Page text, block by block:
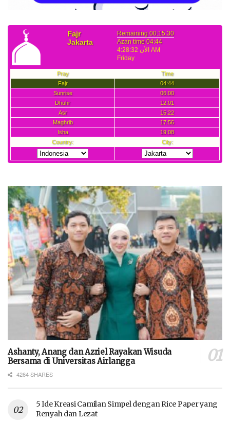
Ashanty, Anang dan Azriel Rayakan Wisuda
Bersama di Universitas Airlangga
4264 SHARES
5 Ide Kreasi Camilan Simpel dengan Rice Paper yang
Renyah dan Lezat